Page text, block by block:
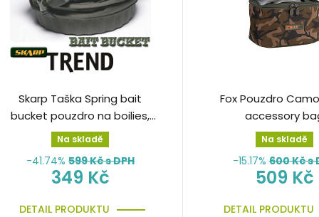
Skarp Taška Spring bait
bucket pouzdro na boilies,
krmení
Na skladě
-41.74% 599Kč s DPH
349 Kč
DETAIL PRODUKTU
Fox Pouzdro
accessory
Na skladě
-15.17% 600Kč s
509 Kč
DETAIL PRODUKTU